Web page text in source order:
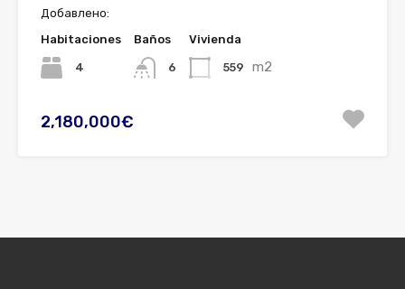
Добавлено:
Habitaciones
4
Baños
6
Vivienda
559 m2
2,180,000€